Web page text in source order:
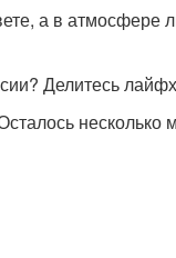
а в
Делитесь